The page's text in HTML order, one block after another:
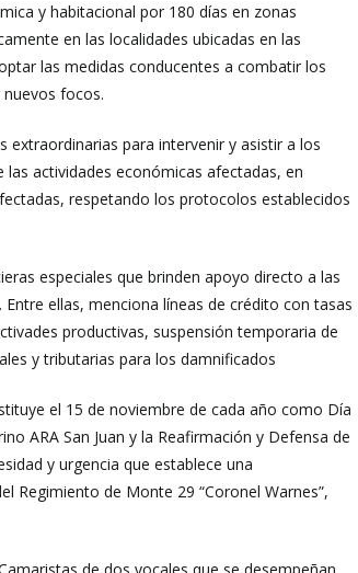
y habitacional por 180 días en zonas
en las localidades ubicadas en las
las medidas conducentes a combatir los
focos.
para intervenir y asistir a los
actividades económicas afectadas, en
respetando los protocolos establecidos
especiales que brinden apoyo directo a las
ellas, menciona líneas de crédito con tasas
productivas, suspensión temporaria de
y tributarias para los damnificados
el 15 de noviembre de cada año como Día
ARA San Juan y la Reafirmación y Defensa de
y urgencia que establece una
Regimiento de Monte 29 “Coronel Warnes”,